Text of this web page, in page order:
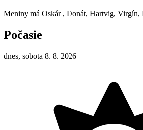
Meniny má Oskár , Donát, Hartvig, Virgín,
Počasie
dnes, sobota 8. 8. 2026